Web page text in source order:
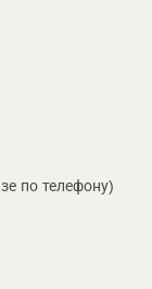
по телефону)